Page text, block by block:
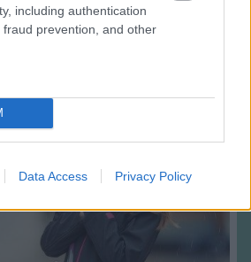
including authentication
prevention, and other
Data Access Privacy Policy